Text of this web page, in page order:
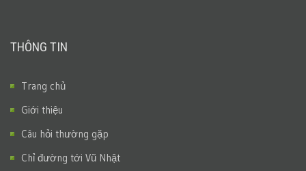
THÔNG TIN
Trang chủ
Giới thiệu
Câu hỏi thường gặp
Chỉ đường tới Vũ Nhật